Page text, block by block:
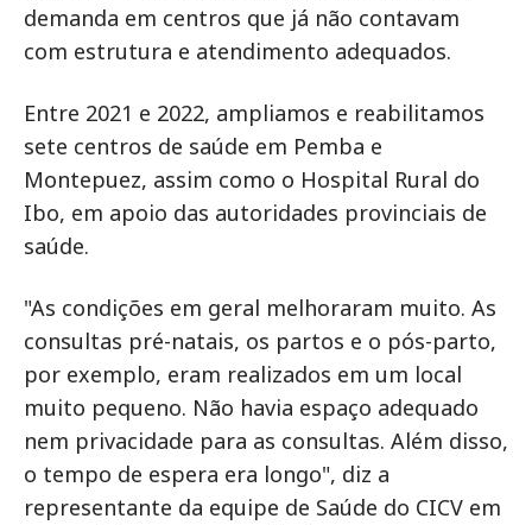
demanda em centros que já não contavam
com estrutura e atendimento adequados.
Entre 2021 e 2022, ampliamos e reabilitamos
sete centros de saúde em Pemba e
Montepuez, assim como o Hospital Rural do
Ibo, em apoio das autoridades provinciais de
saúde.
"As condições em geral melhoraram muito. As
consultas pré-natais, os partos e o pós-parto,
por exemplo, eram realizados em um local
muito pequeno. Não havia espaço adequado
nem privacidade para as consultas. Além disso,
o tempo de espera era longo", diz a
representante da equipe de Saúde do CICV em